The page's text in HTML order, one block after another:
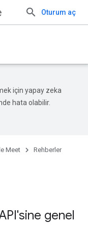
Oturum aç
için yapay zeka
hata olabilir.
Meet Rehberler
genel